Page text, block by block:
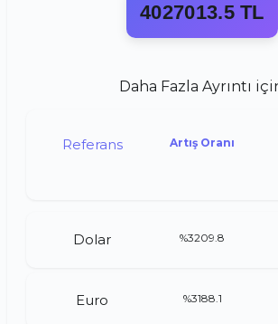
4027013.5 TL
Daha Fazla Ayrıntı
Referans Artış Oranı
Dolar %3209.8
Euro %3188.1